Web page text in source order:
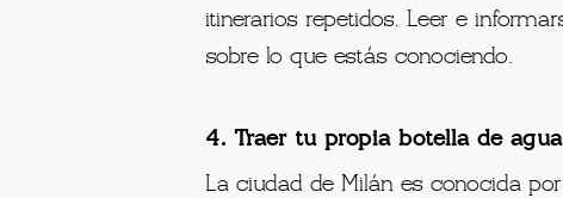
itinerarios repetidos. Leer e
sobre lo que estás conociendo.
4. Traer tu propia botella de agua
La ciudad de Milán es conocida